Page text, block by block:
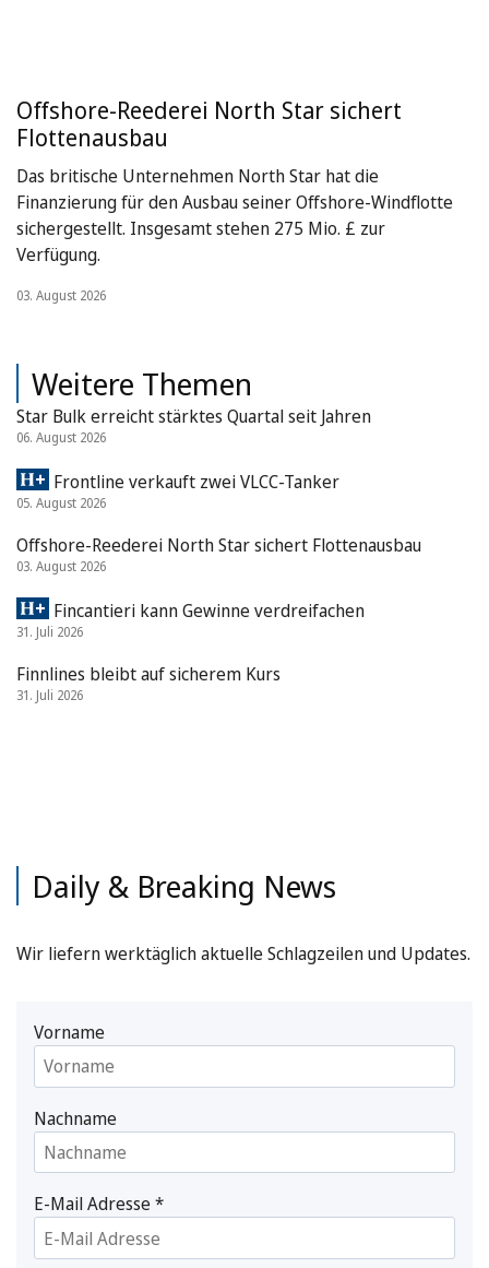
Offshore-Reederei North Star sichert
Flottenausbau
Das britische Unternehmen North Star hat die
Finanzierung für den Ausbau seiner Offshore-Windflotte
sichergestellt. Insgesamt stehen 275 Mio. £ zur
Verfügung.
03. August 2026
Weitere Themen
Star Bulk erreicht stärktes Quartal seit Jahren
06. August 2026
Frontline verkauft zwei VLCC-Tanker
05. August 2026
Offshore-Reederei North Star sichert Flottenausbau
03. August 2026
Fincantieri kann Gewinne verdreifachen
31. Juli 2026
Finnlines bleibt auf sicherem Kurs
31. Juli 2026
Daily & Breaking News
Wir liefern werktäglich aktuelle Schlagzeilen und Updates.
Vorname
Nachname
E-Mail Adresse*